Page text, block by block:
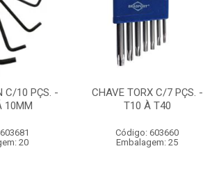
C/10 PÇS. -
10MM
20
CHAVE TORX C/7 PÇS. -
T10 À T40
Código: 603660
Embalagem: 25